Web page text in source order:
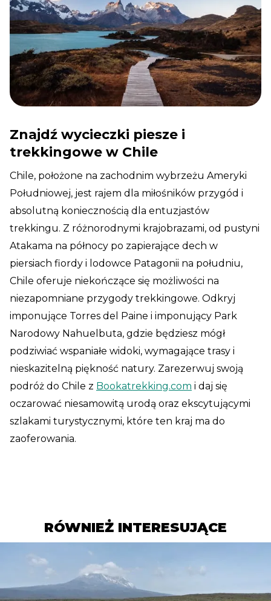
Znajdź wycieczki piesze i
trekkingowe w Chile
Chile, położone na zachodnim wybrzeżu Ameryki
Południowej, jest rajem dla miłośników przygód i
absolutną koniecznością dla entuzjastów
trekkingu. Z różnorodnymi krajobrazami, od pustyni
Atakama na północy po zapierające dech w
piersiach fiordy i lodowce Patagonii na południu,
Chile oferuje niekończące się możliwości na
niezapomniane przygody trekkingowe. Odkryj
imponujące Torres del Paine i imponujący Park
Narodowy Nahuelbuta, gdzie będziesz mógł
podziwiać wspaniałe widoki, wymagające trasy i
nieskazitelną piękność natury. Zarezerwuj swoją
podróż do Chile z Bookatrekking.com i daj się
oczarować niesamowitą urodą oraz ekscytującymi
szlakami turystycznymi, które ten kraj ma do
zaoferowania.
RÓWNIEŻ INTERESUJĄCE